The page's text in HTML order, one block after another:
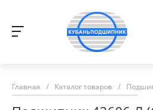
Главная / Каталог товаров /